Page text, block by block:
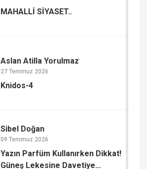
MAHALLİ SİYASET..
Aslan Atilla Yorulmaz
27 Temmuz 2026
Knidos-4
Sibel Doğan
09 Temmuz 2026
Yazın Parfüm Kullanırken Dikkat!
Güneş Lekesine Davetiye